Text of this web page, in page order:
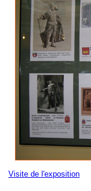
Visite de l'exposition